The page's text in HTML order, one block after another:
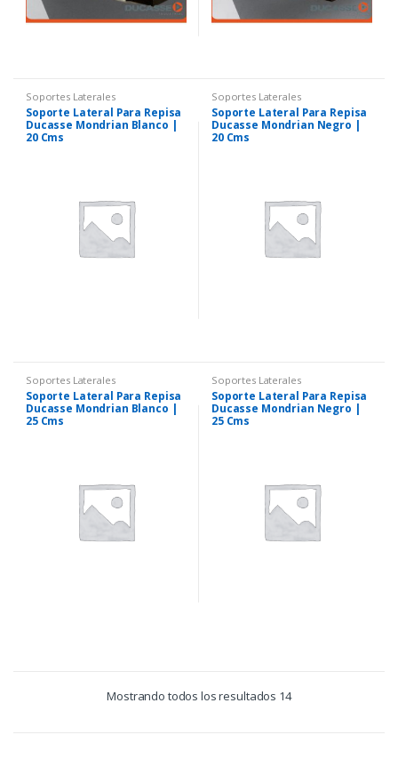
Soportes Laterales
Soporte Lateral Para Repisa
Ducasse Mondrian Blanco |
20 Cms
Soportes Laterales
Soporte Lateral Para Repisa
Ducasse Mondrian Negro |
20 Cms
Soportes Laterales
Soporte Lateral Para Repisa
Ducasse Mondrian Blanco |
25 Cms
Soportes Laterales
Soporte Lateral Para Repisa
Ducasse Mondrian Negro |
25 Cms
Mostrando todos los resultados 14